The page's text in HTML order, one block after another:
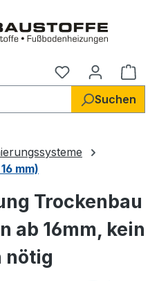
Suchen
Du hast 0
mm)
Trockenbau
ab 16mm, kein
nötig